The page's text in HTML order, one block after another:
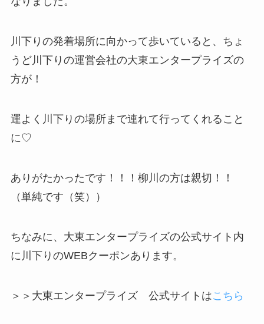
川下りの発着場所に向かって歩いていると、ちょ
うど川下りの運営会社の大東エンタープライズの
方が！
運よく川下りの場所まで連れて行ってくれること
に♡
ありがたかったです！！！柳川の方は親切！！
（単純です（笑））
ちなみに、大東エンタープライズの公式サイト内
に川下りのWEBクーポンあります。
＞＞大東エンタープライズ 公式サイトはこちら